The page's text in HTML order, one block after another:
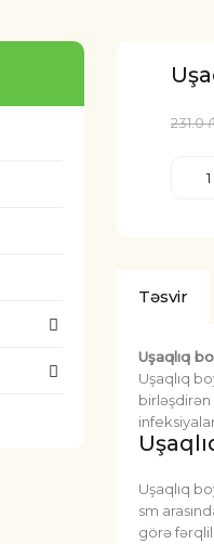
231.0
Təsvir
Uşaqlıq
Uşaqlıq
birləşdirən
Uşaqlıq
sm
görə